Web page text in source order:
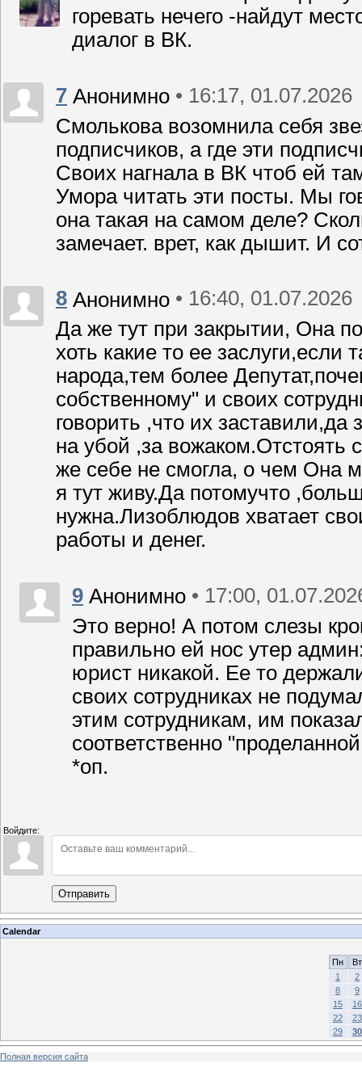
горевать нечего -найдут
диалог в ВК.
7 Анонимно • 16:17, 01.07.2026
Смолькова возомнила себя
подписчиков, а где эти
Своих нагнала в ВК чтоб ей
Умора читать эти посты. Мы
она такая на самом деле?
замечает. врет, как дышит. И
8 Анонимно • 16:40, 01.07.2026
Да же тут при закрытии, Она
хоть какие то ее
народа,тем более
собственному" и своих
говорить ,что их
на убой ,за вожаком.Отстоять
же себе не смогла, о чем Она
я тут живу.Да потомучто
нужна.Лизоблюдов хватает
работы и денег.
9 Анонимно • 17:00,
Это верно! А потом слезы
правильно ей нос утер
юрист никакой. Ее то
своих сотрудниках не
этим сотрудникам, им
соответственно
*оп.
Войдите:
Отправить
Calendar
Пн
Вт
1
2
8
9
15
16
22
23
29
30
Полная версия сайта